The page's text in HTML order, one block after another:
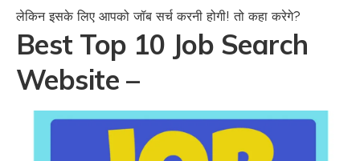
लेकिन इसके लिए आपको जॉब सर्च करनी होगी! तो कहा करेगे?
Best Top 10 Job Search
Website –